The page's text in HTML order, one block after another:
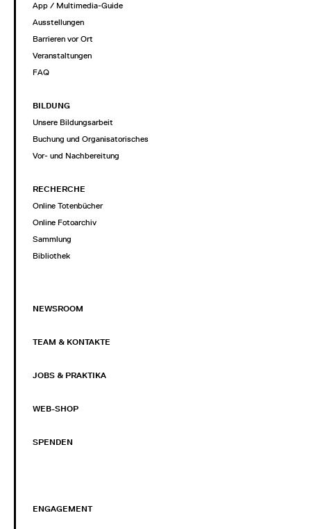
App / Multimedia-Guide
Ausstellungen
Barrieren vor Ort
Veranstaltungen
FAQ
BILDUNG
Unsere Bildungsarbeit
Buchung und Organisatorisches
Vor- und Nachbereitung
RECHERCHE
Online Totenbücher
Online Fotoarchiv
Sammlung
Bibliothek
NEWSROOM
TEAM & KONTAKTE
JOBS & PRAKTIKA
WEB-SHOP
SPENDEN
ENGAGEMENT